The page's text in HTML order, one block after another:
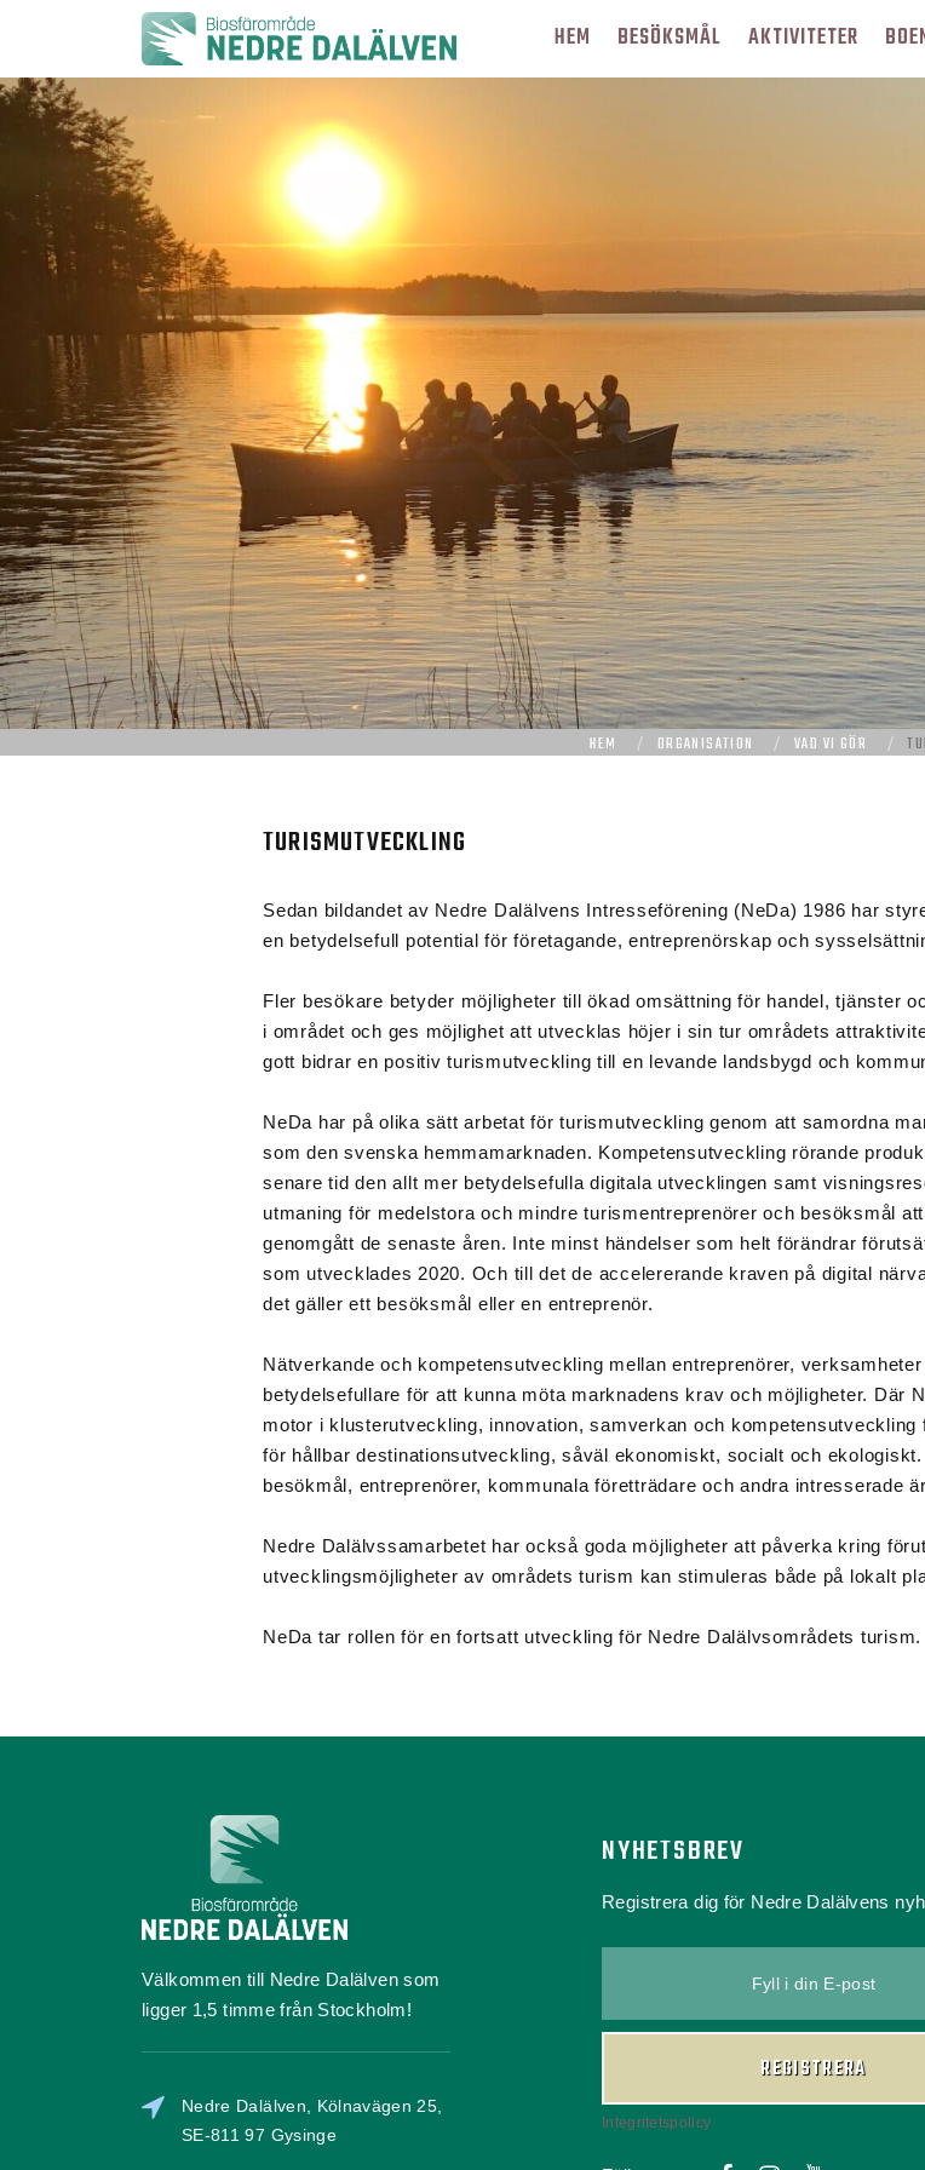
HEM BESÖKSMÅL AKTIVITETER
HEM ORGANISATION VAD VI GÖR
TURISMUTVECKLING
Sedan bildandet av Nedre Dalälvens Intresseförening (NeDa) 1986 har
en betydelsefull potential för företagande, entreprenörskap och
Fler besökare betyder möjligheter till ökad omsättning för handel, tjänster
i området och ges möjlighet att utvecklas höjer i sin tur områdets
gott bidrar en positiv turismutveckling till en levande landsbygd och
NeDa har på olika sätt arbetat för turismutveckling genom att samordna
som den svenska hemmamarknaden. Kompetensutveckling rörande
senare tid den allt mer betydelsefulla digitala utvecklingen samt
utmaning för medelstora och mindre turismentreprenörer och besöksmål
genomgått de senaste åren. Inte minst händelser som helt förändrar
som utvecklades 2020. Och till det de accelererande kraven på digital
det gäller ett besöksmål eller en entreprenör.
Nätverkande och kompetensutveckling mellan entreprenörer,
betydelsefullare för att kunna möta marknadens krav och möjligheter. Där
motor i klusterutveckling, innovation, samverkan och
för hållbar destinationsutveckling, såväl ekonomiskt, socialt och
besökmål, entreprenörer, kommunala företträdare och andra intresserade
Nedre Dalälvssamarbetet har också goda möjligheter att påverka kring
utvecklingsmöjligheter av områdets turism kan stimuleras både på lokalt
NeDa tar rollen för en fortsatt utveckling för Nedre Dalälvsområdets turism.
Välkommen till Nedre Dalälven som
ligger 1,5 timme från Stockholm!
Nedre Dalälven, Kölnavägen 25,
SE-811 97 Gysinge
NYHETSBREV
Registrera dig för Nedre Dalälvens
Fyll i din E-post
REGISTRERA
Integritetspolicy